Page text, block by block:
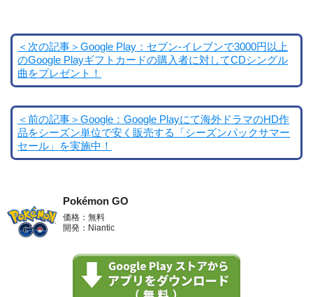
＜次の記事＞Google Play：セブン-イレブンで3000円以上
のGoogle Playギフトカードの購入者に対してCDシングル
曲をプレゼント！
＜前の記事＞Google：Google Playにて海外ドラマのHD作
品をシーズン単位で安く販売する「シーズンパックサマー
セール」を実施中！
Pokémon GO
価格：無料
開発：Niantic